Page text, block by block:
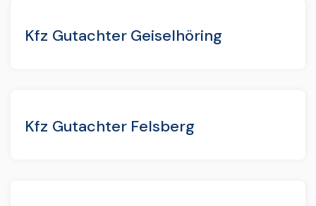
Kfz Gutachter Geiselhöring
Kfz Gutachter Felsberg